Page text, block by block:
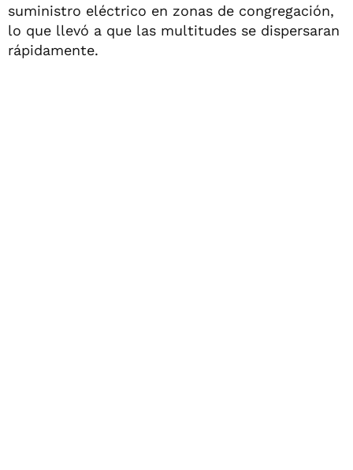
suministro eléctrico en zonas de congregación,
lo que llevó a que las multitudes se dispersaran
rápidamente.